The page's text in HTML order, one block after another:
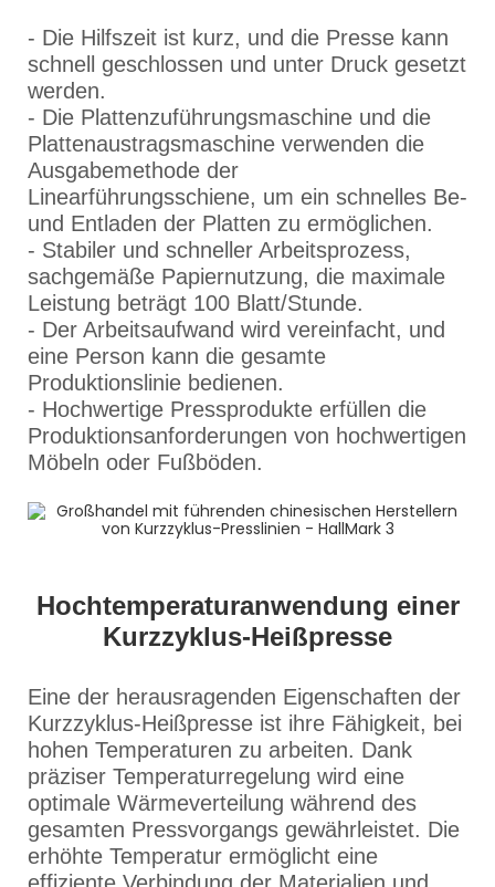
- Die Hilfszeit ist kurz, und die Presse kann
schnell geschlossen und unter Druck gesetzt
werden.
- Die Plattenzuführungsmaschine und die
Plattenaustragsmaschine verwenden die
Ausgabemethode der
Linearführungsschiene, um ein schnelles Be-
und Entladen der Platten zu ermöglichen.
- Stabiler und schneller Arbeitsprozess,
sachgemäße Papiernutzung, die maximale
Leistung beträgt 100 Blatt/Stunde.
- Der Arbeitsaufwand wird vereinfacht, und
eine Person kann die gesamte
Produktionslinie bedienen.
- Hochwertige Pressprodukte erfüllen die
Produktionsanforderungen von hochwertigen
Möbeln oder Fußböden.
Hochtemperaturanwendung einer
Kurzzyklus-Heißpresse
Eine der herausragenden Eigenschaften der
Kurzzyklus-Heißpresse ist ihre Fähigkeit, bei
hohen Temperaturen zu arbeiten. Dank
präziser Temperaturregelung wird eine
optimale Wärmeverteilung während des
gesamten Pressvorgangs gewährleistet. Die
erhöhte Temperatur ermöglicht eine